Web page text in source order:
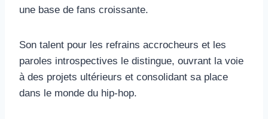
une base de fans croissante.
Son talent pour les refrains accrocheurs et les
paroles introspectives le distingue, ouvrant la voie
à des projets ultérieurs et consolidant sa place
dans le monde du hip-hop.